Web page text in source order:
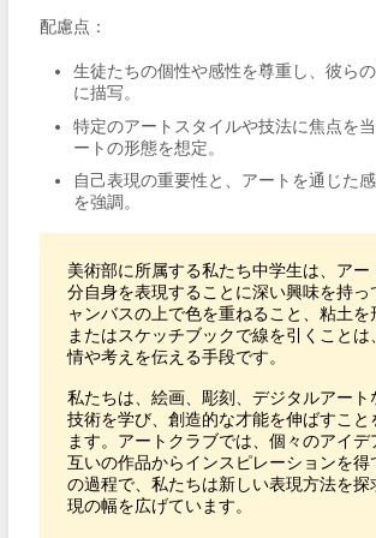
配慮点：
生徒たちの個性や感性を尊重し、彼ら
に描写。
特定のアートスタイルや技法に焦点を
ートの形態を想定。
自己表現の重要性と、アートを通じた
を強調。
美術部に所属する私たち中学生は、アー
分自身を表現することに深い興味を持っ
ャンバスの上で色を重ねること、粘土を
またはスケッチブックで線を引くことは
情や考えを伝える手段です。
私たちは、絵画、彫刻、デジタルアート
技術を学び、創造的な才能を伸ばすこと
ます。アートクラブでは、個々のアイデ
互いの作品からインスピレーションを得
の過程で、私たちは新しい表現方法を探
現の幅を広げています。